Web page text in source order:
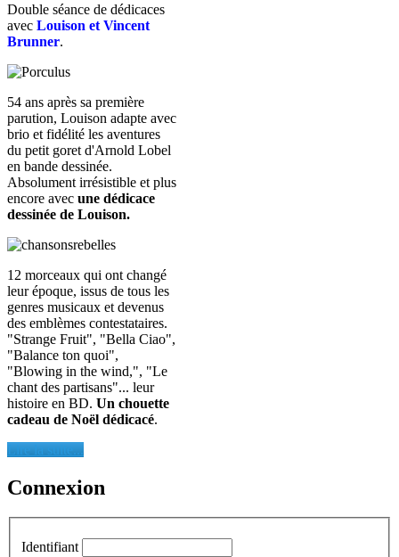
Double séance de dédicaces
avec Louison et Vincent
Brunner.
54 ans après sa première
parution, Louison adapte avec
brio et fidélité les aventures
du petit goret d'Arnold Lobel
en bande dessinée.
Absolument irrésistible et plus
encore avec une dédicace
dessinée de Louison.
12 morceaux qui ont changé
leur époque, issus de tous les
genres musicaux et devenus
des emblèmes contestataires.
"Strange Fruit", "Bella Ciao",
"Balance ton quoi",
"Blowing in the wind,", "Le
chant des partisans"... leur
histoire en BD. Un chouette
cadeau de Noël dédicacé.
Lire la suite...
Connexion
Identifiant